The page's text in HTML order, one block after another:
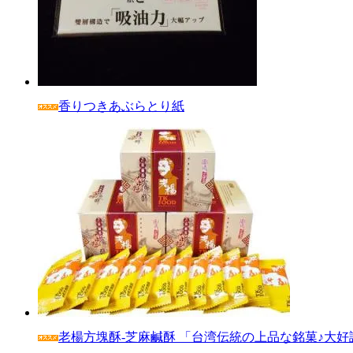
香りつきあぶらとり紙
老楊方塊酥‐芝麻鹹酥 「台湾伝統の上品な銘菓♪大好